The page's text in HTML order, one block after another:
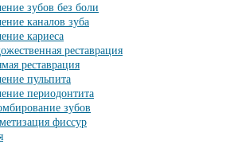
зубов без боли
каналов зуба
кариеса
реставрация
реставрация
пульпита
периодонтита
зубов
фиссур